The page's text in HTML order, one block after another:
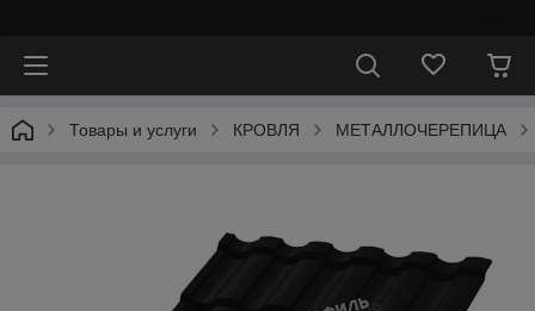
Товары и услуги КРОВЛЯ МЕТАЛЛОЧЕРЕПИЦА